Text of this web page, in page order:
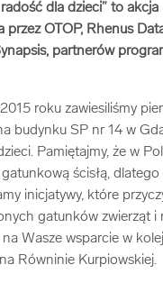
dla dzieci” to akcja
przez OTOP, Rhenus
partnerów
roku zawiesiliśmy
budynku SP nr 14 w
Pamiętajmy, że w
ścisłą,
inicjatywy, które
gatunków zwierząt i
Wasze wsparcie w
Równinie Kurpiowskiej.